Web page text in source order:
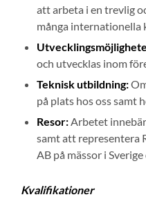
att arbeta i en trevlig
många internationella
och utvecklas inom
Teknisk utbildning:
på plats hos oss samt
Resor:Arbetet
samt att representera
AB på mässor i
Kvalifikationer